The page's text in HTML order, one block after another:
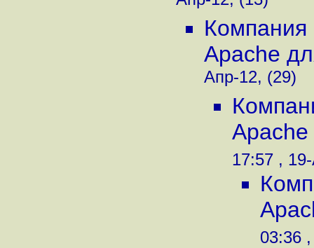
Компания
Apache
Апр-12, (29)
17:57 ,
03:36